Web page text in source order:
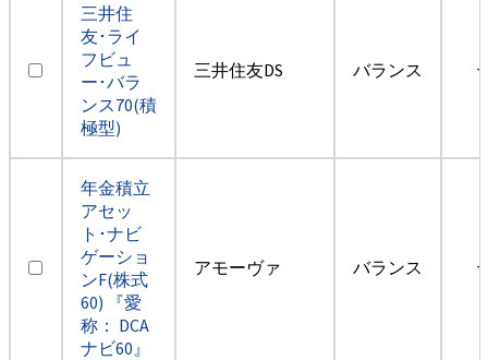
三井住
友･ライ
フビュ
ー･バラ
ンス70(積
極型)
三井住友DS バランス
年金積立
アセッ
ト･ナビ
ゲーショ
ンF(株式
60) 『愛
称： DCA
ナビ60』
アモーヴァ バランス